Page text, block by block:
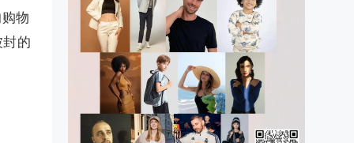
物
的